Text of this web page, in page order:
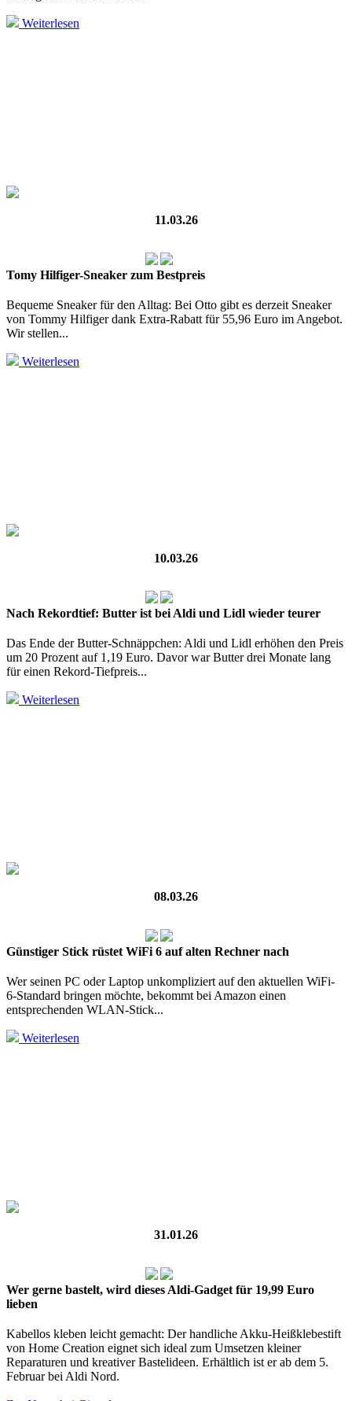
Weiterlesen
11.03.26
Tomy Hilfiger-Sneaker zum Bestpreis
Bequeme Sneaker für den Alltag: Bei Otto gibt es derzeit Sneaker
von Tommy Hilfiger dank Extra-Rabatt für 55,96 Euro im Angebot.
Wir stellen...
Weiterlesen
10.03.26
Nach Rekordtief: Butter ist bei Aldi und Lidl wieder teurer
Das Ende der Butter-Schnäppchen: Aldi und Lidl erhöhen den Preis
um 20 Prozent auf 1,19 Euro. Davor war Butter drei Monate lang
für einen Rekord-Tiefpreis...
Weiterlesen
08.03.26
Günstiger Stick rüstet WiFi 6 auf alten Rechner nach
Wer seinen PC oder Laptop unkompliziert auf den aktuellen WiFi-
6‑Standard bringen möchte, bekommt bei Amazon einen
entsprechenden WLAN‑Stick...
Weiterlesen
31.01.26
Wer gerne bastelt, wird dieses Aldi-Gadget für 19,99 Euro
lieben
Kabellos kleben leicht gemacht: Der handliche Akku-Heißklebestift
von Home Creation eignet sich ideal zum Umsetzen kleiner
Reparaturen und kreativer Bastelideen. Erhältlich ist er ab dem 5.
Februar bei Aldi Nord.